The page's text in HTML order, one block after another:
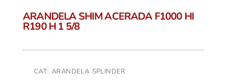
ARANDELA SHIM ACERADA F1000 HI
R190 H 1 5/8
CAT: ARANDELA SPLINDER